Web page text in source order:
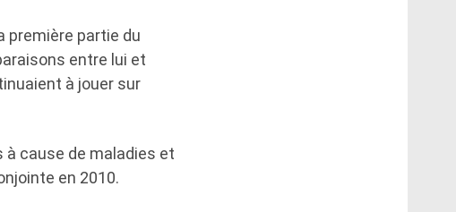
première partie du
entre lui et
à jouer sur
à cause de maladies et
en 2010.